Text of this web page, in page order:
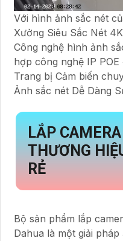
Với hình ảnh sắc nét
Xưởng Siêu Sắc Nét
Công nghệ hình ảnh
hợp công nghệ IP
Trang bị Cảm biến
Ảnh sắc nét Dễ Dàng
LẮP
THƯƠNG
RẺ
Bộ sản phẩm lắp
Dahua là một giải